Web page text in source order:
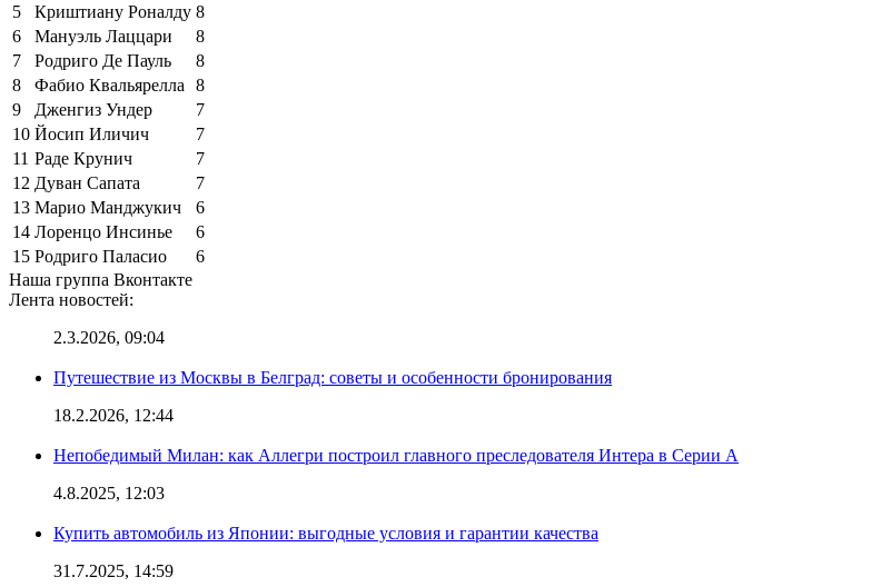
5
Криштиану Роналду 8
6
Мануэль Лаццари
8
7
Родриго Де Пауль
8
8
Фабио Квальярелла
8
9
Дженгиз Ундер
7
10 Йосип Иличич
7
11 Раде Крунич
7
12 Дуван Сапата
7
13 Марио Манджукич
6
14 Лоренцо Инсинье
6
15 Родриго Паласио
6
Наша группа Вконтакте
Лента новостей:
2.3.2026, 09:04
Путешествие из Москвы в Белград: советы и особенности бронирования
18.2.2026, 12:44
Непобедимый Милан: как Аллегри построил главного преследователя Интера в Серии А
4.8.2025, 12:03
Купить автомобиль из Японии: выгодные условия и гарантии качества
31.7.2025, 14:59